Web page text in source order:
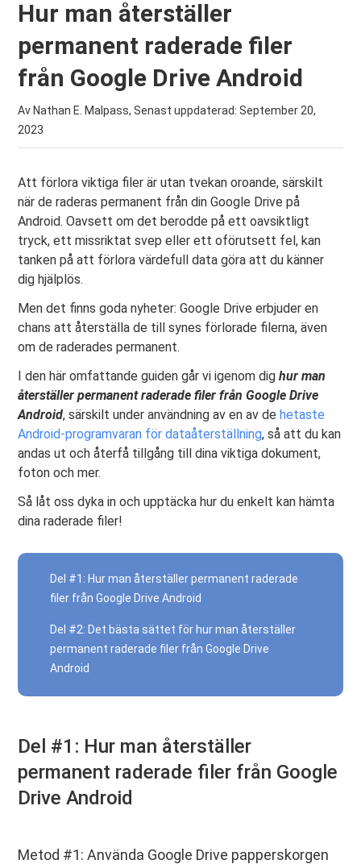
Hur man återställer
permanent raderade filer
från Google Drive Android
Av Nathan E. Malpass, Senast uppdaterad:September 20,
2023
Att förlora viktiga filer är utan tvekan oroande, särskilt
när de raderas permanent från din Google Drive på
Android. Oavsett om det berodde på ett oavsiktligt
tryck, ett missriktat svep eller ett oförutsett fel, kan
tanken på att förlora värdefull data göra att du känner
dig hjälplös.
Men det finns goda nyheter: Google Drive erbjuder en
chans att återställa de till synes förlorade filerna, även
om de raderades permanent.
I den här omfattande guiden går vi igenom dig hur man
återställer permanent raderade filer från Google Drive
Android, särskilt under användning av en av dehetaste
Android-programvaran för dataåterställning, så att du kan
andas ut och återfå tillgång till dina viktiga dokument,
foton och mer.
Så låt oss dyka in och upptäcka hur du enkelt kan hämta
dina raderade filer!
Del #1: Hur man återställer permanent raderade
filer från Google Drive Android
Del #2: Det bästa sättet för hur man återställer
permanent raderade filer från Google Drive
Android
Del #1: Hur man återställer
permanent raderade filer från Google
Drive Android
Metod #1: Använda Google Drive papperskorgen